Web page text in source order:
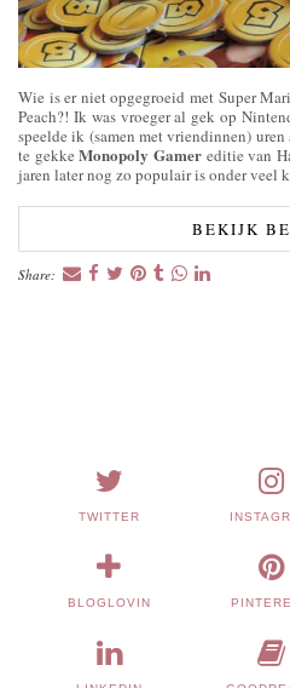
Wie is er niet opgegroeid met Super
Peach?! Ik was vroeger al gek op
speelde ik (samen met vriendinnen)
te gekkeMonopoly Gamereditie van
jaren later nog zo populair is onder veel
BEKIJK
Share:
TWITTER
BLOGLOVIN